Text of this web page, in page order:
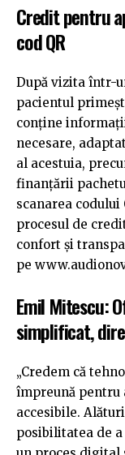
Credit pentru
cod QR
După vizita într-
pacientul
conține
necesare,
al acestuia,
finanțării
scanarea
procesul de
confort și
pe
Emil Mitescu:
simplificat,
„Credem că
împreună pentru
accesibile.
posibilitatea de